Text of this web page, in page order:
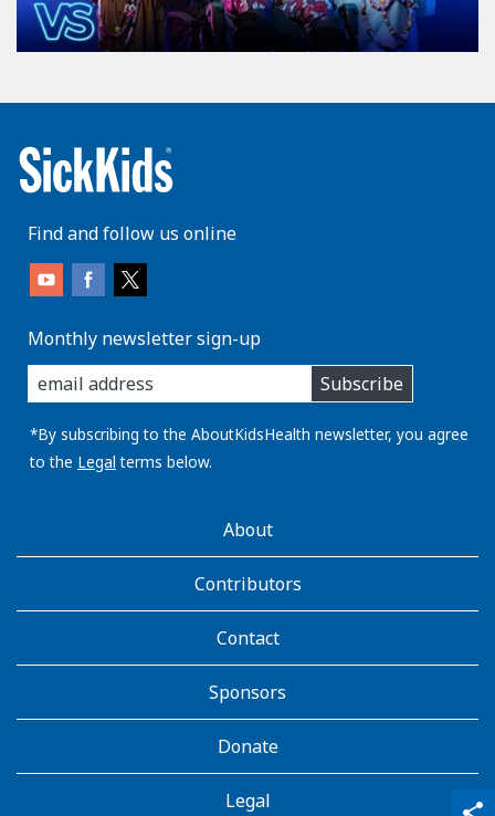
qr_code_scanner
content_copy
Find and follow us online
Monthly newsletter sign-up
enter
you
email
address:
Subscribe
*By subscribing to the AboutKidsHealth newsletter, you agree
to the Legal terms below.
AboutKidsHealthAbout
Contributors
Contact
Sponsors
Donate
Legal